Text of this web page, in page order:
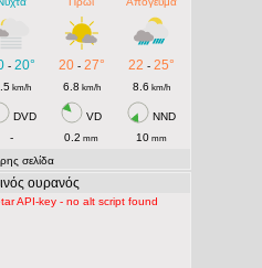
- 20° 20- 27° 22 - 25°
km/h 6.8 km/h 8.6 km/h
DVD VD
NND
- 0.2 mm 10mm
σελίδα
ουρανός
API-key - no alt script found